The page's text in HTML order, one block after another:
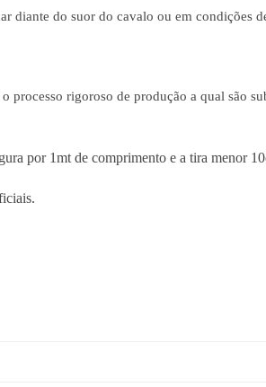
diante do suor do cavalo ou em condições
rigoroso de produção a qual são
por 1mt de comprimento e a tira menor